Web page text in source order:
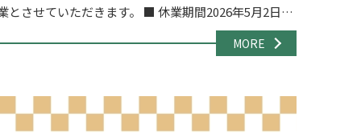
とさせていただきます。 ■ 休業期間2026年5月2日
MORE